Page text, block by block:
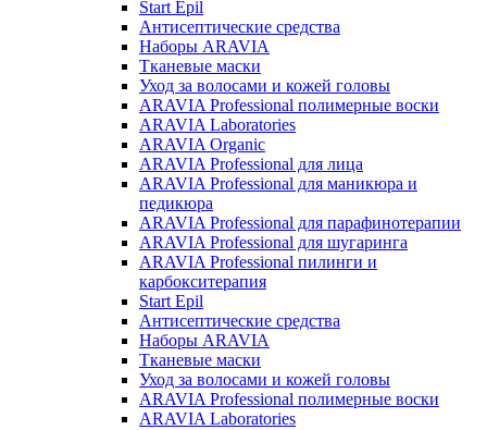
Start Epil
Антисептические средства
Наборы ARAVIA
Тканевые маски
Уход за волосами и кожей головы
ARAVIA Professional полимерные воски
ARAVIA Laboratories
ARAVIA Organic
ARAVIA Professional для лица
ARAVIA Professional для маникюра и
педикюра
ARAVIA Professional для парафинотерапии
ARAVIA Professional для шугаринга
ARAVIA Professional пилинги и
карбокситерапия
Start Epil
Антисептические средства
Наборы ARAVIA
Тканевые маски
Уход за волосами и кожей головы
ARAVIA Professional полимерные воски
ARAVIA Laboratories